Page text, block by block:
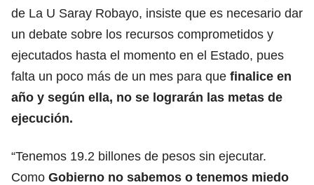
de La U Saray Robayo, insiste que es necesario dar
un debate sobre los recursos comprometidos y
ejecutados hasta el momento en el Estado, pues
falta un poco más de un mes para que finalice en
año y según ella, no se lograrán las metas de
ejecución.
“Tenemos 19.2 billones de pesos sin ejecutar.
Como Gobierno no sabemos o tenemos miedo